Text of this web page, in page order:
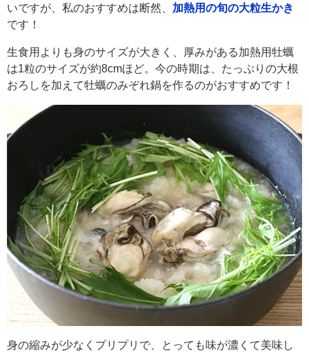
いですが、私のおすすめは断然、 加熱用の旬の大粒生かき
です！
生食用よりも身のサイズが大きく、厚みがある加熱用牡蠣
は1粒のサイズが約8cmほど。今の時期は、たっぷりの大根
おろしを加えて牡蠣のみぞれ鍋を作るのがおすすめです！
身の縮みが少なくプリプリで、とっても味が濃くて美味し